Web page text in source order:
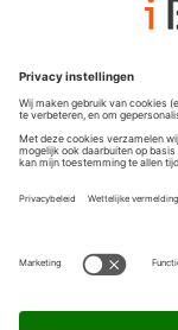
Privacyinstellingen